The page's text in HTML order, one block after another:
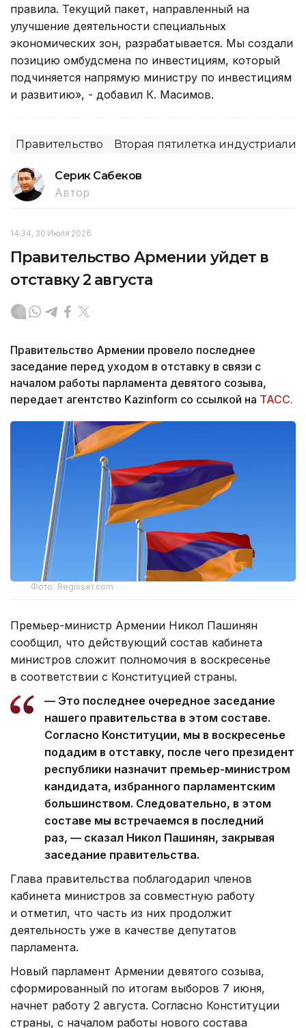
правила. Текущий пакет, направленный на
улучшение деятельности специальных
экономических зон, разрабатывается. Мы создали
позицию омбудсмена по инвестициям, который
подчиняется напрямую министру по инвестициям
и развитию», - добавил К. Масимов.
Правительство Вторая пятилетка
Серик Сабеков
Автор
14:34, 30 Июля 2026
Правительство Армении уйдет в
отставку 2 августа
Правительство Армении провело последнее
заседание перед уходом в отставку в связи с
началом работы парламента девятого созыва,
передает агентство Kazinform со ссылкой на ТАСС.
Фото: Regisser.com
Премьер-министр Армении Никол Пашинян
сообщил, что действующий состав кабинета
министров сложит полномочия в воскресенье
в соответствии с Конституцией страны.
— Это последнее очередное заседание
нашего правительства в этом составе.
Согласно Конституции, мы в воскресенье
подадим в отставку, после чего президент
республики назначит премьер-министром
кандидата, избранного парламентским
большинством. Следовательно, в этом
составе мы встречаемся в последний
раз, — сказал Никол Пашинян, закрывая
заседание правительства.
Глава правительства поблагодарил членов
кабинета министров за совместную работу
и отметил, что часть из них продолжит
деятельность уже в качестве депутатов
парламента.
Новый парламент Армении девятого созыва,
сформированный по итогам выборов 7 июня,
начнет работу 2 августа. Согласно Конституции
страны, с началом работы нового состава